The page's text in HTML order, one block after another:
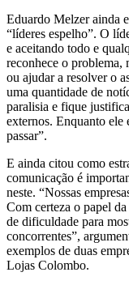
Eduardo Melzer ainda
“líderes espelho”. O
e aceitando todo e
reconhece o problema,
ou ajudar a resolver o
uma quantidade de
paralisia e fique
externos. Enquanto ele
passar”.
E ainda citou como
comunicação é
neste. “Nossas
Com certeza o papel
de dificuldade para
concorrentes”,
exemplos de duas
Lojas Colombo.